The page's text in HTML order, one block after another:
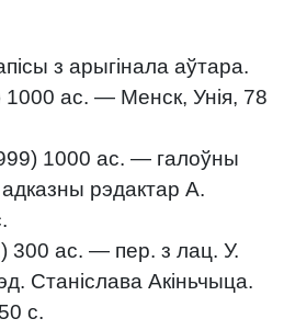
з арыгінала аўтара.
1000 ас. — Менск, Унія, 78
1000 ас. — галоўны
адказны рэдактар А.
300 ас. — пер. з лац. У.
Станіслава Акіньчыца.
с.